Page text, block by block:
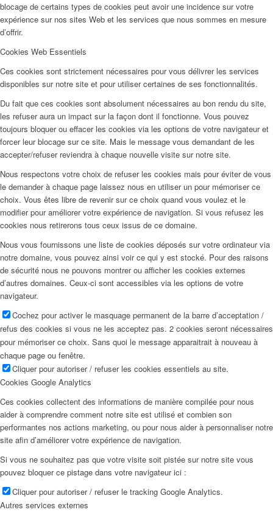
blocage de certains types de cookies peut avoir une incidence sur votre
expérience sur nos sites Web et les services que nous sommes en mesure
d’offrir.
Cookies Web Essentiels
Ces cookies sont strictement nécessaires pour vous délivrer les services
disponibles sur notre site et pour utiliser certaines de ses fonctionnalités.
Du fait que ces cookies sont absolument nécessaires au bon rendu du site,
les refuser aura un impact sur la façon dont il fonctionne. Vous pouvez
toujours bloquer ou effacer les cookies via les options de votre navigateur et
forcer leur blocage sur ce site. Mais le message vous demandant de les
accepter/refuser reviendra à chaque nouvelle visite sur notre site.
Nous respectons votre choix de refuser les cookies mais pour éviter de vous
le demander à chaque page laissez nous en utiliser un pour mémoriser ce
choix. Vous êtes libre de revenir sur ce choix quand vous voulez et le
modifier pour améliorer votre expérience de navigation. Si vous refusez les
cookies nous retirerons tous ceux issus de ce domaine.
Nous vous fournissons une liste de cookies déposés sur votre ordinateur via
notre domaine, vous pouvez ainsi voir ce qui y est stocké. Pour des raisons
de sécurité nous ne pouvons montrer ou afficher les cookies externes
d’autres domaines. Ceux-ci sont accessibles via les options de votre
navigateur.
Cochez pour activer le masquage permanent de la barre d’acceptation /
refus des cookies si vous ne les acceptez pas. 2 cookies seront nécessaires
pour mémoriser ce choix. Sans quoi le message apparaitrait à nouveau à
chaque page ou fenêtre.
Cliquer pour autoriser / refuser les cookies essentiels au site.
Cookies Google Analytics
Ces cookies collectent des informations de manière compilée pour nous
aider à comprendre comment notre site est utilisé et combien son
performantes nos actions marketing, ou pour nous aider à personnaliser notre
site afin d’améliorer votre expérience de navigation.
Si vous ne souhaitez pas que votre visite soit pistée sur notre site vous
pouvez bloquer ce pistage dans votre navigateur ici :
Cliquer pour autoriser / refuser le tracking Google Analytics.
Autres services externes